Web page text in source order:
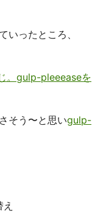
いったところ、
。gulp-pleeeaseを
そう〜と思いgulp-